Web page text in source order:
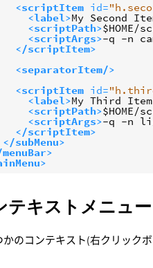
<scriptItem id=
<label>My Second
<scriptPath>
<scriptArgs>-q -n
</scriptItem>
<separatorItem/>
<scriptItem id=
<label>My Third Item
<scriptPath>
<scriptArgs>-q -n
</scriptItem>
</subMenu>
テキストメニュ
かのコンテキスト(右クリック